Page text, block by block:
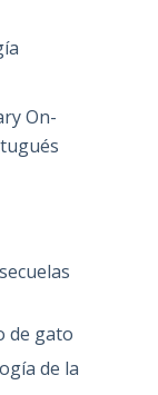
On-
de gato
de la